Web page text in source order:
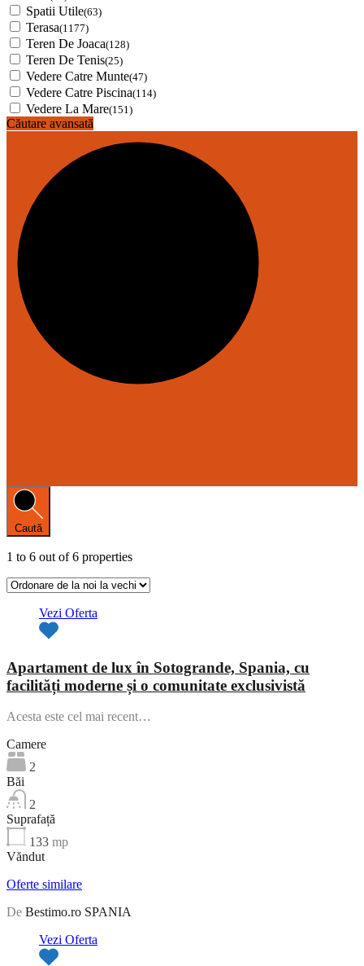
Spatii Utile(63)
Terasa(1177)
Teren De Joaca(128)
Teren De Tenis(25)
Vedere Catre Munte(47)
Vedere Catre Piscina(114)
Vedere La Mare(151)
Căutare avansată
Caută
1 to 6 out of6 properties
Vezi Oferta
Apartament de lux în Sotogrande, Spania, cu
facilități moderne și o comunitate exclusivistă
Acesta este cel mai recent…
Camere
2
Băi
2
Suprafață
133 mp
Văndut
Oferte similare
De Bestimo.ro SPANIA
Vezi Oferta